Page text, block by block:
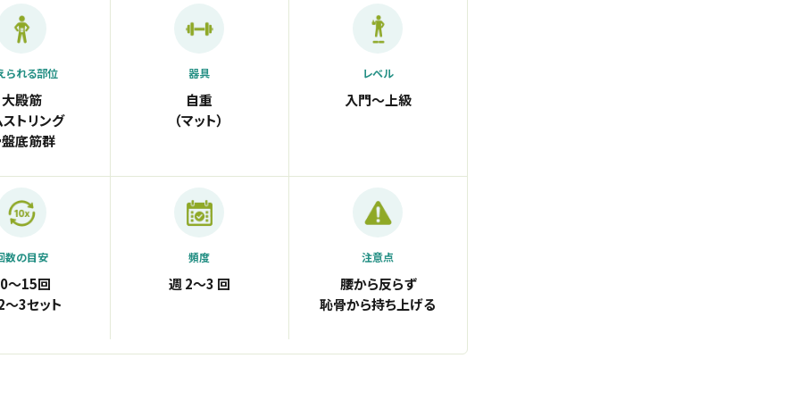
られる部位
大殿筋
ストリング
底筋群
器具
自重
（マット）
レベル
入門〜上級
数の目安
〜15回
3セット
頻度
週 2〜3 回
注意点
腰から反らず
恥骨から持ち上げる